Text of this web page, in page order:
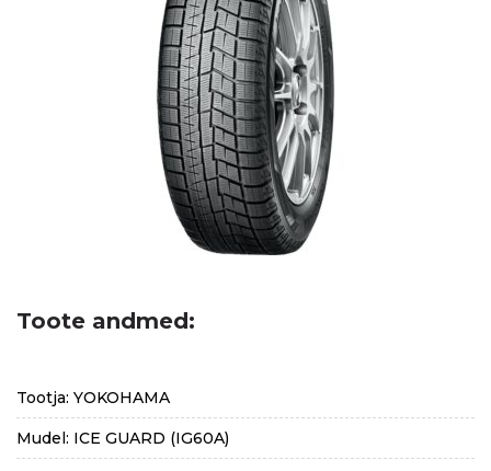
Toote andmed:
Tootja: YOKOHAMA
Mudel: ICE GUARD (IG60A)